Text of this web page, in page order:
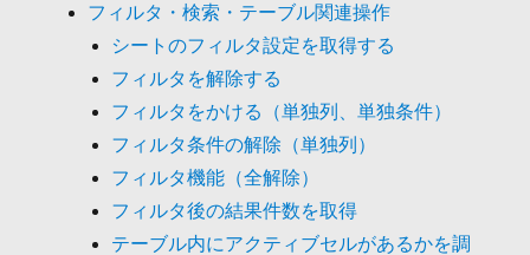
フィルタ・検索・テーブル関連操作
シートのフィルタ設定を取得する
フィルタを解除する
フィルタをかける（単独列、単独条件）
フィルタ条件の解除（単独列）
フィルタ機能（全解除）
フィルタ後の結果件数を取得
テーブル内にアクティブセルがあるかを調